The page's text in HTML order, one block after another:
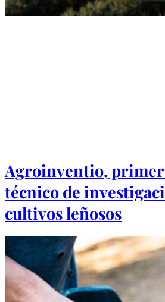
Agroinventio,
técnico de
cultivos leñosos